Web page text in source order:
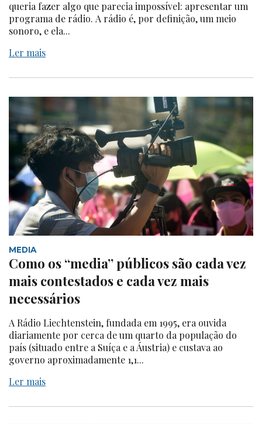
queria fazer algo que parecia impossível: apresentar um
programa de rádio. A rádio é, por definição, um meio
sonoro, e ela...
Ler mais
MEDIA
Como os “media” públicos são cada vez
mais contestados e cada vez mais
necessários
A Rádio Liechtenstein, fundada em 1995, era ouvida
diariamente por cerca de um quarto da população do
país (situado entre a Suíça e a Áustria) e custava ao
governo aproximadamente 1,1...
Ler mais